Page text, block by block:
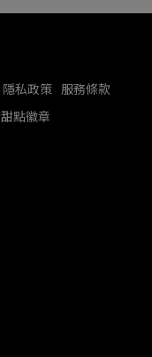
隱私政策 服務條款
點徽章